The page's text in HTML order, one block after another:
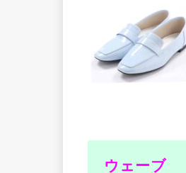
ウェーブ